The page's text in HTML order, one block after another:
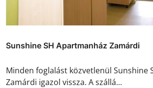
Sunshine SH Apartmanház Zamárdi
Minden foglalást közvetlenül Sunshine
Zamárdi igazol vissza. A szállá...